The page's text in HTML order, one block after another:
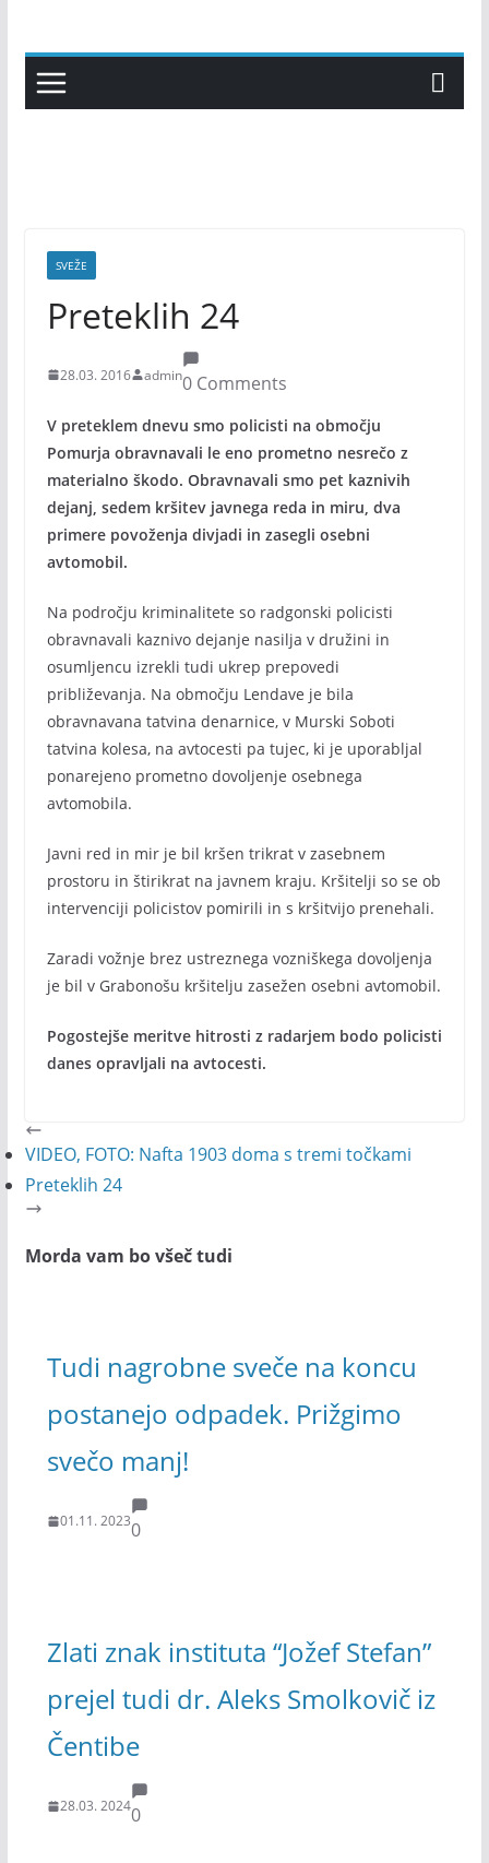
content
SVEŽE
Preteklih 24
28.03. 2016 admin0 Comments
V preteklem dnevu smo policisti na območju
Pomurja obravnavali le eno prometno nesrečo z
materialno škodo. Obravnavali smo pet kaznivih
dejanj, sedem kršitev javnega reda in miru, dva
primere povoženja divjadi in zasegli osebni
avtomobil.
Na področju kriminalitete so radgonski policisti
obravnavali kaznivo dejanje nasilja v družini in
osumljencu izrekli tudi ukrep prepovedi
približevanja. Na območju Lendave je bila
obravnavana tatvina denarnice, v Murski Soboti
tatvina kolesa, na avtocesti pa tujec, ki je uporabljal
ponarejeno prometno dovoljenje osebnega
avtomobila.
Javni red in mir je bil kršen trikrat v zasebnem
prostoru in štirikrat na javnem kraju. Kršitelji so se ob
intervenciji policistov pomirili in s kršitvijo prenehali.
Zaradi vožnje brez ustreznega vozniškega dovoljenja
je bil v Grabonošu kršitelju zasežen osebni avtomobil.
Pogostejše meritve hitrosti z radarjem bodo policisti
danes opravljali na avtocesti.
VIDEO, FOTO: Nafta 1903 doma s tremi točkami
Preteklih 24
Morda vam bo všeč tudi
Tudi nagrobne sveče na koncu
postanejo odpadek. Prižgimo
svečo manj!
01.11. 20230
Zlati znak instituta “Jožef Stefan”
prejel tudi dr. Aleks Smolkovič iz
Čentibe
28.03. 20240